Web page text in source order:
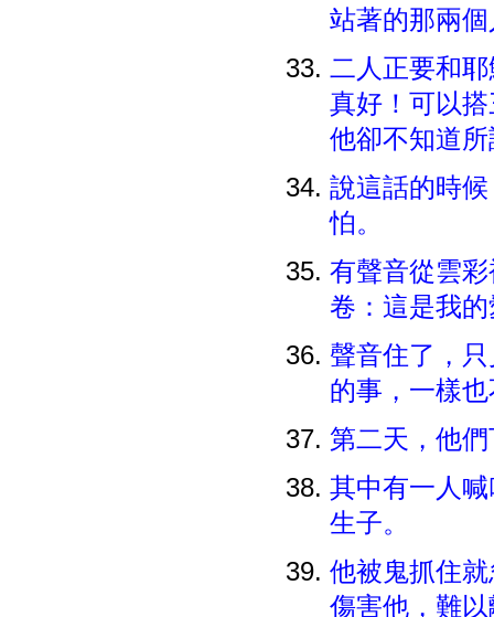
站著的那兩
二人正要和
真好！可以
他卻不知道
說這話的時
怕。
有聲音從雲
卷：這是我
聲音住了，
的事，一樣
第二天，他
其中有一人
生子。
他被鬼抓住
傷害他，難